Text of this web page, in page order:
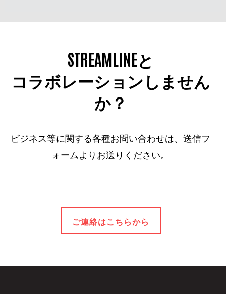
STREAMLINEと
コラボレーションしません
か？
ビジネス等に関する各種お問い合わせは、送信フ
ォームよりお送りください。
ご連絡はこちらから